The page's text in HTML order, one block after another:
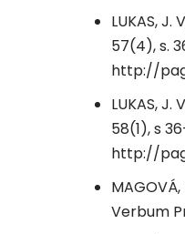
LUKAS,
57(4), s.
http://
LUKAS,
58(1), s
http://
Verbum